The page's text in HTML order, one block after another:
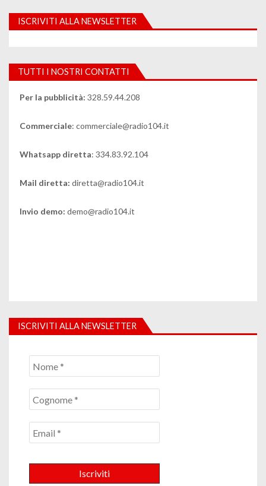
ISCRIVITI ALLA NEWSLETTER
TUTTI I NOSTRI CONTATTI
Per la pubblicità: 328.59.44.208
Commerciale: commerciale@radio104.it
Whatsapp diretta: 334.83.92.104
Mail diretta: diretta@radio104.it
Invio demo: demo@radio104.it
ISCRIVITI ALLA NEWSLETTER